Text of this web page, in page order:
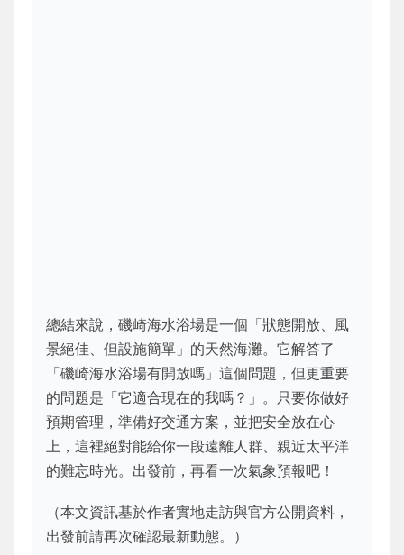
總結來說，磯崎海水浴場是一個「狀態開放、風
景絕佳、但設施簡單」的天然海灘。它解答了
「磯崎海水浴場有開放嗎」這個問題，但更重要
的問題是「它適合現在的我嗎？」。只要你做好
預期管理，準備好交通方案，並把安全放在心
上，這裡絕對能給你一段遠離人群、親近太平洋
的難忘時光。出發前，再看一次氣象預報吧！
（本文資訊基於作者實地走訪與官方公開資料，
出發前請再次確認最新動態。）